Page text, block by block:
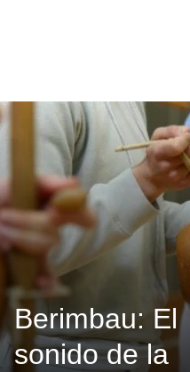
Berimbau: El
sonido de la